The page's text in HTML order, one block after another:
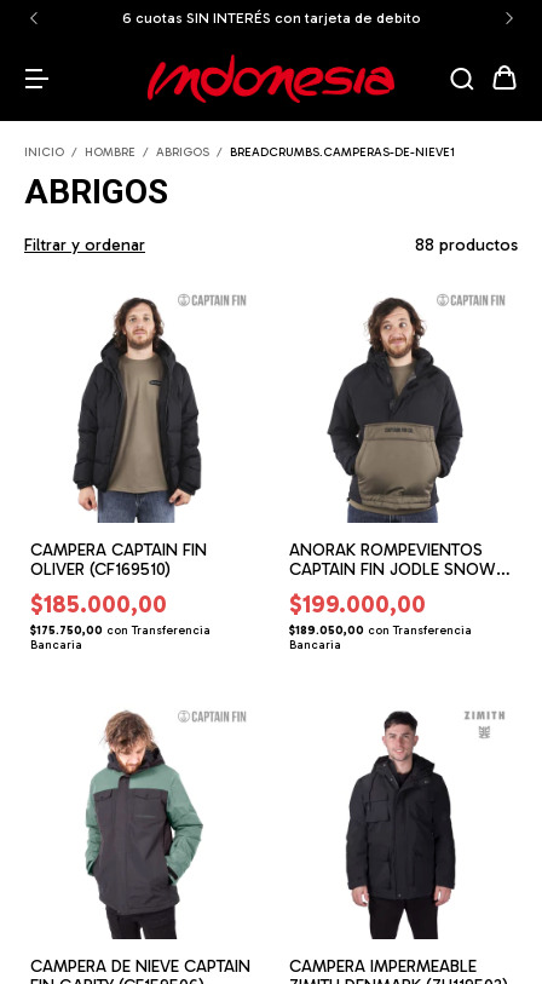
ENVÍOS GRATIS A TODO EL PAÍS a partir de los $159.999
INICIO / HOMBRE / ABRIGOS / BREADCRUMBS.CAMPERAS-DE-NIEVE1
ABRIGOS
Filtrar y ordenar 88 productos
CAMPERA CAPTAIN FIN
OLIVER (CF169510)
$185.000,00
$175.750,00 con Transferencia
Bancaria
ANORAK ROMPEVIENTOS
CAPTAIN FIN JODLE SNOW
(CF169603)
$199.000,00
$189.050,00 con Transferencia
Bancaria
CAMPERA DE NIEVE CAPTAIN
CAMPERA IMPERMEABLE